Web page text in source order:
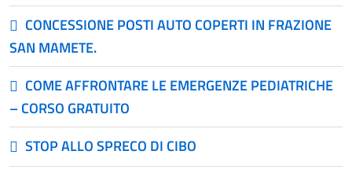
CONCESSIONE POSTI AUTO COPERTI IN FRAZIONE
SAN MAMETE.
COME AFFRONTARE LE EMERGENZE PEDIATRICHE
– CORSO GRATUITO
STOP ALLO SPRECO DI CIBO